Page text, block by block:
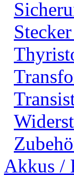
Akkus /